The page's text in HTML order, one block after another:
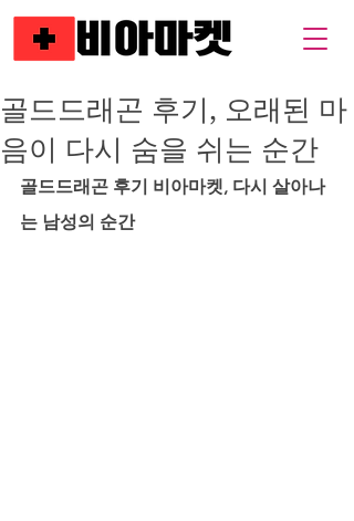
골드드래곤 후기, 오래된 마
음이 다시 숨을 쉬는 순간
골드드래곤 후기 비아마켓, 다시 살아나
는 남성의 순간